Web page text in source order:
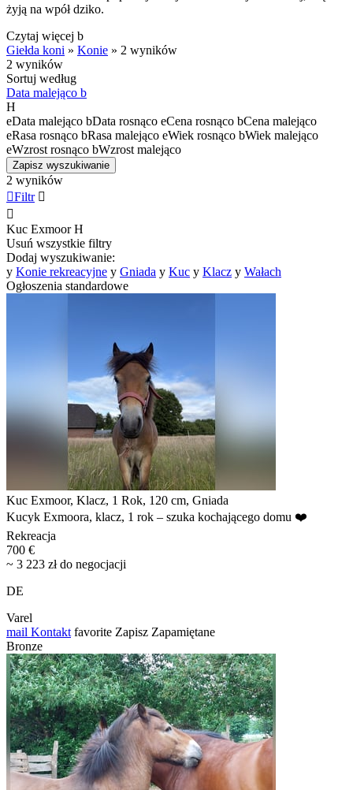
żyją na wpół dziko.
Czytaj więcej b
Giełda koni » Konie » 2 wyników
2 wyników
Sortuj według
Data malejąco b
H
eData malejąco bData rosnąco eCena rosnąco bCena malejąco
eRasa rosnąco bRasa malejąco eWiek rosnąco bWiek malejąco
eWzrost rosnąco bWzrost malejąco
Zapisz wyszukiwanie
2 wyników
Filtr 

Kuc Exmoor H
Usuń wszystkie filtry
Dodaj wyszukiwanie:
y Konie rekreacyjne y Gniada y Kuc y Klacz y Wałach
Ogłoszenia standardowe
Kuc Exmoor, Klacz, 1 Rok, 120 cm, Gniada
Kucyk Exmoora, klacz, 1 rok – szuka kochającego domu ❤️
Rekreacja
700 €
~ 3 223 zł do negocjacji
DE
Varel
mail Kontakt favorite Zapisz Zapamiętane
Bronze